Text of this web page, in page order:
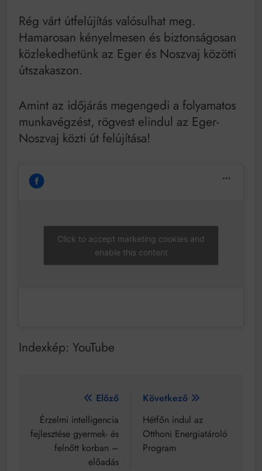
Bitumenes lapostetők: a bevált technológia akkor
működik, ha jól van felújítva
Rég várt útfelújítás valósulhat meg.
Hamarosan kényelmesen és biztonságosan
közlekedhetünk az Eger és Noszvaj közötti
útszakaszon.
Amint az időjárás megengedi a folyamatos
munkavégzést, rögvest elindul az Eger-
Noszvaj közti út felújítása!
Click to accept marketing cookies and
enable this content
Indexkép: YouTube
Bejegyzés
navigáció
Előző
Érzelmi intelligencia
fejlesztése gyermek- és
felnőtt korban –
előadás
Következő
Hétfőn indul az
Otthoni Energiatároló
Program